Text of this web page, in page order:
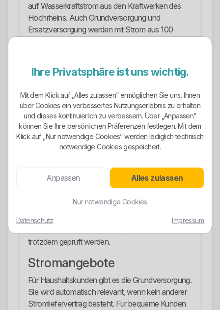
auf Wasserkraftstrom aus den Kraftwerken des
Hochrheins. Auch Grundversorgung und
Ersatzversorgung werden mit Strom aus 100
mit Grüner-Strom-Label. Der Aufschlag dieses
Windkraft- und Solarstrom eingesetzt werden.
Auch bei Elektromobilität setzen die
Gemeindewerke Hardt auf Ökostrom. Die
öffentlichen Ladestellen und der private Ladetarif
werden mit 100 Prozent Ökostrom
verbunden.
einen Tarif nicht automatisch perfekt. Grundpreis,
Arbeitspreis, Laufzeit, Kündigungsfrist,
trotzdem geprüft werden.
Stromangebote
Für Haushaltskunden gibt es die Grundversorgung.
Sie wird automatisch relevant, wenn kein anderer
Stromliefervertrag besteht. Für bequeme Kunden
Ihre Privatsphäre ist uns wichtig.
Mit dem Klick auf „Alles zulassen” ermöglichen Sie uns, Ihnen
über Cookies ein verbessertes Nutzungserlebnis zu erhalten
und dieses kontinuierlich zu verbessern. Über „Anpassen”
können Sie Ihre persönlichen Präferenzen festlegen. Mit dem
Klick auf „Nur notwendige Cookies” werden lediglich technisch
notwendige Cookies gespeichert.
Anpassen Alles zulassen
Nur notwendige Cookies
Datenschutz Impressum